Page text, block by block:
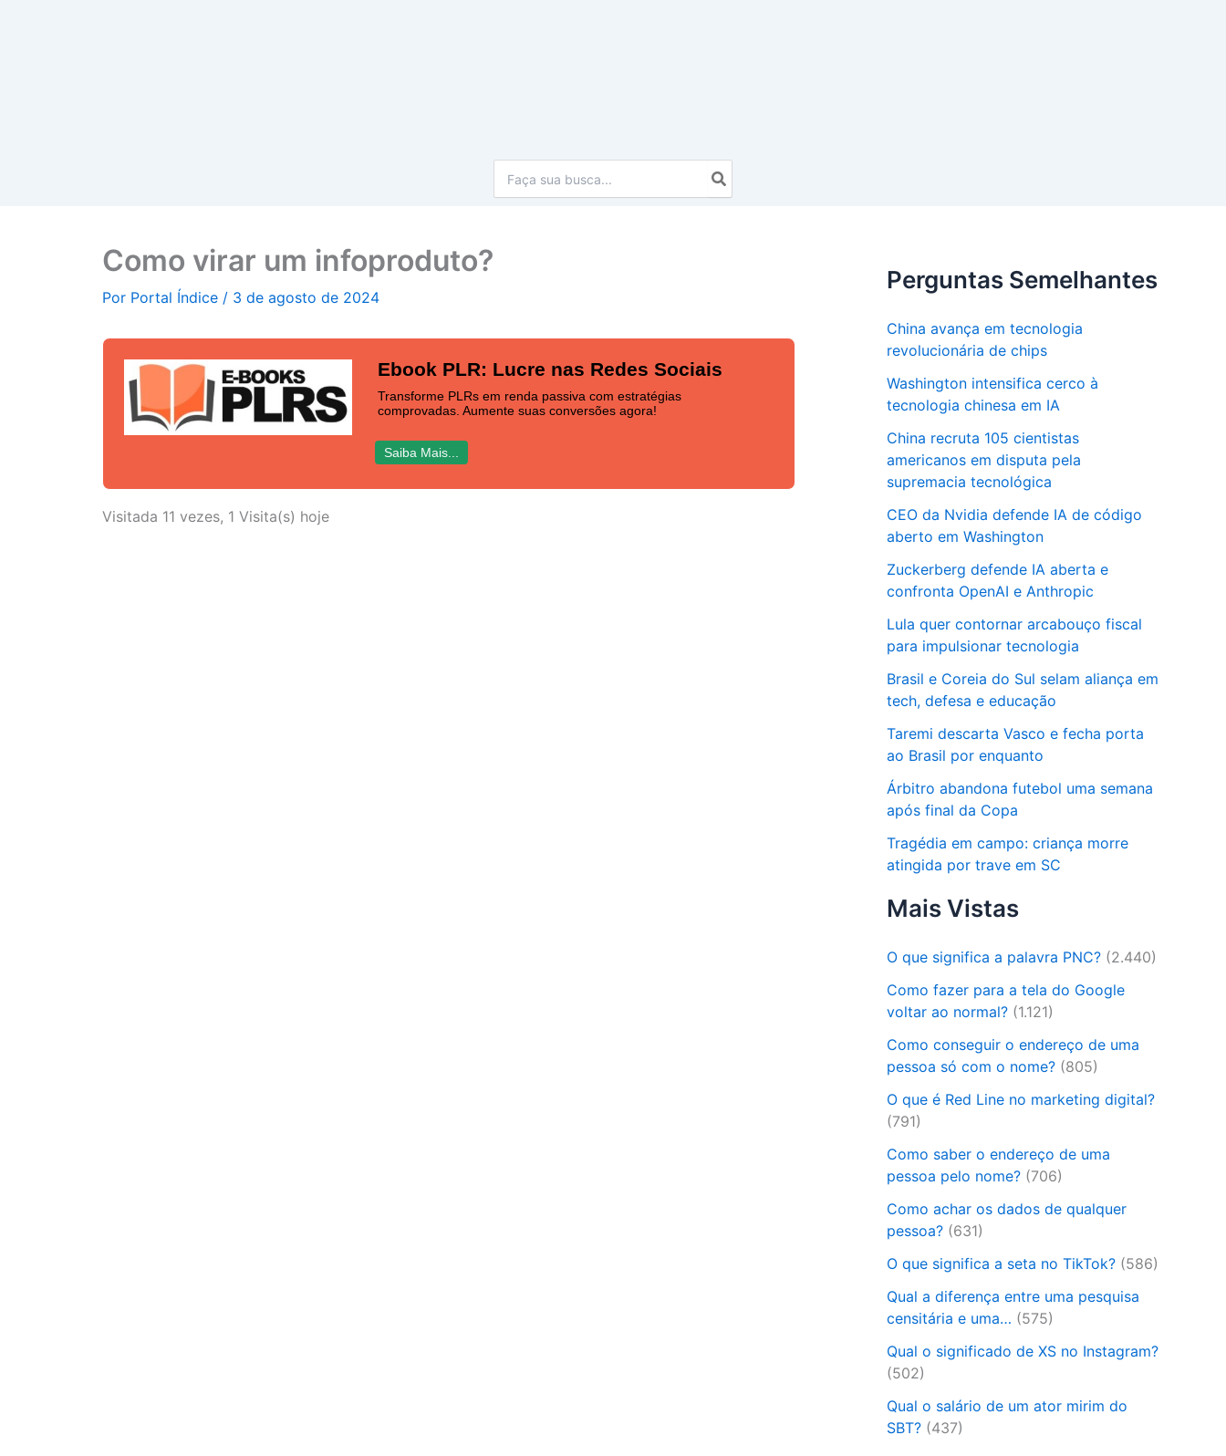
Como virar um infoproduto?
Por Portal Índice / 3 de agosto de 2024
Ebook PLR: Lucre nas Redes Sociais
Transforme PLRs em renda passiva com estratégias
comprovadas. Aumente suas conversões agora!
Saiba Mais...
Visitada 11 vezes, 1 Visita(s) hoje
Perguntas Semelhantes
China avança em tecnologia
revolucionária de chips
Washington intensifica cerco à
tecnologia chinesa em IA
China recruta 105 cientistas
americanos em disputa pela
supremacia tecnológica
CEO da Nvidia defende IA de código
aberto em Washington
Zuckerberg defende IA aberta e
confronta OpenAI e Anthropic
Lula quer contornar arcabouço fiscal
para impulsionar tecnologia
Brasil e Coreia do Sul selam aliança em
tech, defesa e educação
Taremi descarta Vasco e fecha porta
ao Brasil por enquanto
Árbitro abandona futebol uma semana
após final da Copa
Tragédia em campo: criança morre
atingida por trave em SC
Mais Vistas
O que significa a palavra PNC? (2.440)
Como fazer para a tela do Google
voltar ao normal? (1.121)
Como conseguir o endereço de uma
pessoa só com o nome? (805)
O que é Red Line no marketing digital?
(791)
Como saber o endereço de uma
pessoa pelo nome? (706)
Como achar os dados de qualquer
pessoa? (631)
O que significa a seta no TikTok? (586)
Qual a diferença entre uma pesquisa
censitária e uma… (575)
Qual o significado de XS no Instagram?
(502)
Qual o salário de um ator mirim do
SBT? (437)